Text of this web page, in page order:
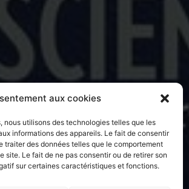
aux cookies
nous utilisons des technologies telles que les
informations des appareils. Le fait de consentir
traiter des données telles que le comportement
site. Le fait de ne pas consentir ou de retirer son
sur certaines caractéristiques et fonctions.